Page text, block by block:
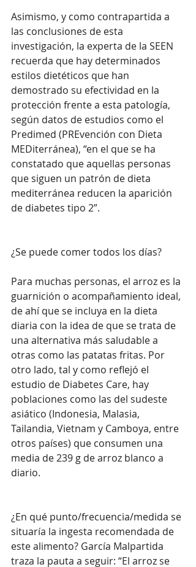
Asimismo, y como contrapartida a
las conclusiones de esta
investigación, la experta de la SEEN
recuerda que hay determinados
estilos dietéticos que han
demostrado su efectividad en la
protección frente a esta patología,
según datos de estudios como el
Predimed (PREvención con Dieta
MEDiterránea), “en el que se ha
constatado que aquellas personas
que siguen un patrón de dieta
mediterránea reducen la aparición
de diabetes tipo 2”.
¿Se puede comer todos los días?
Para muchas personas, el arroz es la
guarnición o acompañamiento ideal,
de ahí que se incluya en la dieta
diaria con la idea de que se trata de
una alternativa más saludable a
otras como las patatas fritas. Por
otro lado, tal y como reflejó el
estudio de Diabetes Care, hay
poblaciones como las del sudeste
asiático (Indonesia, Malasia,
Tailandia, Vietnam y Camboya, entre
otros países) que consumen una
media de 239 g de arroz blanco a
diario.
¿En qué punto/frecuencia/medida se
situaría la ingesta recomendada de
este alimento? García Malpartida
traza la pauta a seguir: “El arroz se